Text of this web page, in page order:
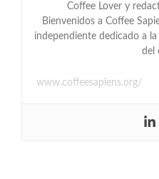
Coffee Lover y
Bienvenidos a Coffee
independiente dedicado a
del
www.coffeesapiens.org/